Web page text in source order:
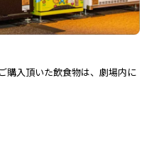
購入頂いた飲食物は、劇場内に